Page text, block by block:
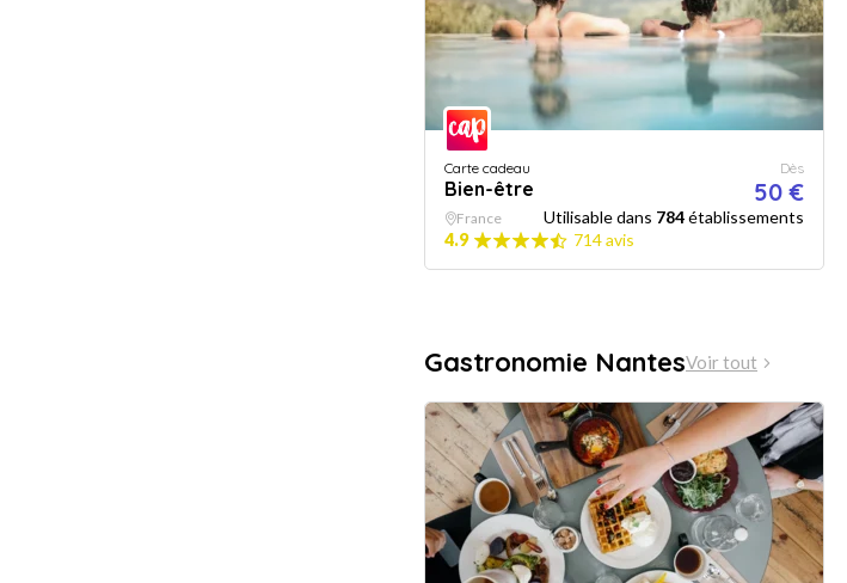
Carte cadeau
Bien-être
Dès
50 €
France Utilisable dans 784établissements
4.9
714 avis
Gastronomie NantesVoir tout